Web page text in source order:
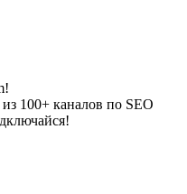
100+ каналов по SEO